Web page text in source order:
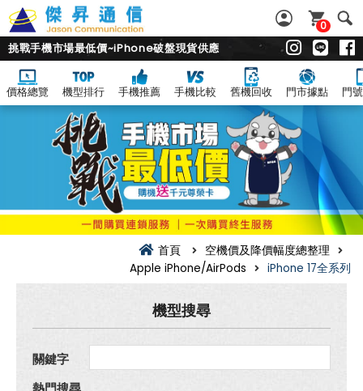
iPhone
價
及
降
0
挑戰手機市場最低價~iPhone破盤現貨供應
價格總覽 機型排行 手機推薦 手機比較 舊機回收 門市據點 門
首頁
空機價及降價幅度總整理
Apple iPhone/AirPods
iPhone 17全系列
機型搜尋
關鍵字